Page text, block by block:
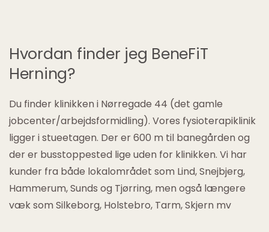
Hvordan finder jeg BeneFiT
Herning?
Du finder klinikken i Nørregade 44 (det gamle
jobcenter/arbejdsformidling). Vores fysioterapiklinik
ligger i stueetagen. Der er 600 m til banegården og
der er busstoppested lige uden for klinikken. Vi har
kunder fra både lokalområdet som Lind, Snejbjerg,
Hammerum, Sunds og Tjørring, men også længere
væk som Silkeborg, Holstebro, Tarm, Skjern mv